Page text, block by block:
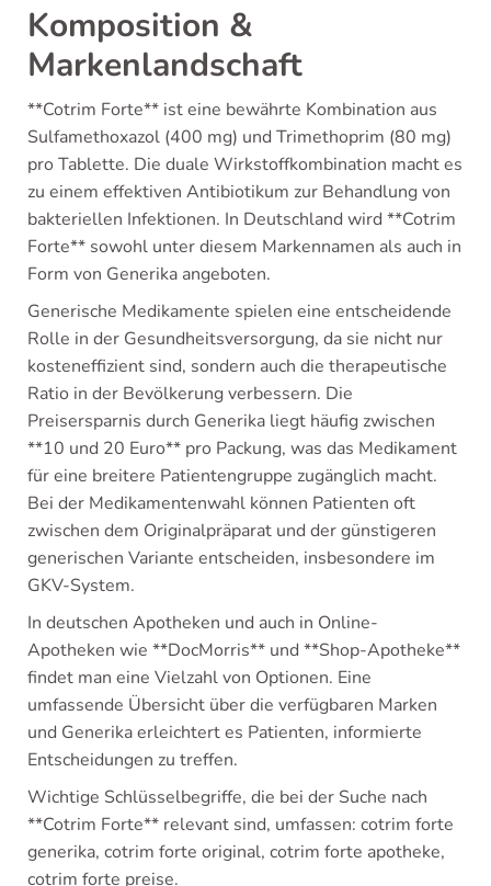
Komposition &
Markenlandschaft
**Cotrim Forte** ist eine bewährte Kombination aus
Sulfamethoxazol (400 mg) und Trimethoprim (80 mg)
pro Tablette. Die duale Wirkstoffkombination macht es
zu einem effektiven Antibiotikum zur Behandlung von
bakteriellen Infektionen. In Deutschland wird **Cotrim
Forte** sowohl unter diesem Markennamen als auch in
Form von Generika angeboten.
Generische Medikamente spielen eine entscheidende
Rolle in der Gesundheitsversorgung, da sie nicht nur
kosteneffizient sind, sondern auch die therapeutische
Ratio in der Bevölkerung verbessern. Die
Preisersparnis durch Generika liegt häufig zwischen
**10 und 20 Euro** pro Packung, was das Medikament
für eine breitere Patientengruppe zugänglich macht.
Bei der Medikamentenwahl können Patienten oft
zwischen dem Originalpräparat und der günstigeren
generischen Variante entscheiden, insbesondere im
GKV-System.
In deutschen Apotheken und auch in Online-
Apotheken wie **DocMorris** und **Shop-Apotheke**
findet man eine Vielzahl von Optionen. Eine
umfassende Übersicht über die verfügbaren Marken
und Generika erleichtert es Patienten, informierte
Entscheidungen zu treffen.
Wichtige Schlüsselbegriffe, die bei der Suche nach
**Cotrim Forte** relevant sind, umfassen: cotrim forte
generika, cotrim forte original, cotrim forte apotheke,
cotrim forte preise.